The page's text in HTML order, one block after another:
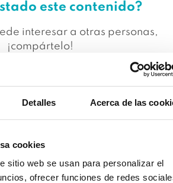
Detalles Acerca de las
cookies
sitio web se usan para personalizar el
ofrecer funciones de redes
este contenido?
interesar a otras personas,
¡compártelo!
Volver al Blog